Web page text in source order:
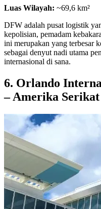
Luas Wilayah: ~69,6 km²
DFW adalah pusat logistik
kepolisian, pemadam
ini merupakan yang terbesar
sebagai denyut nadi utama
internasional di sana.
6. Orlando
– Amerika Serikat